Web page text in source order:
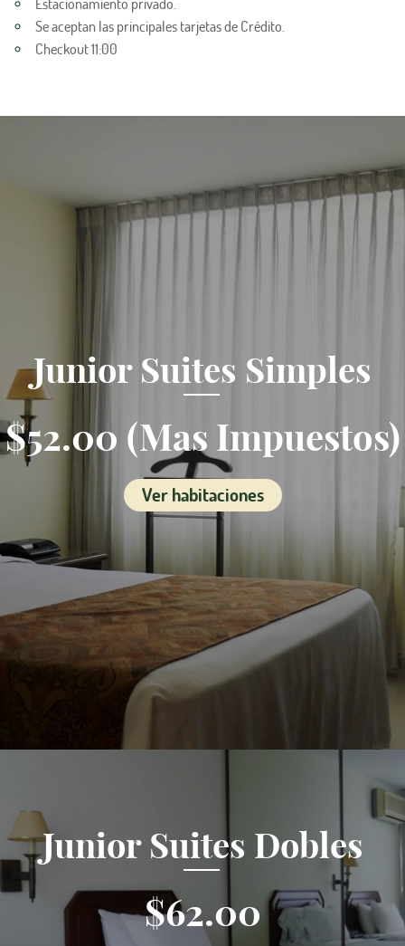
Estacionamiento privado.
Se aceptan las principales tarjetas de Crédito.
Checkout 11:00
Junior Suites Simples
$52.00 (Mas Impuestos)
Ver habitaciones
Junior Suites Dobles
$62.00